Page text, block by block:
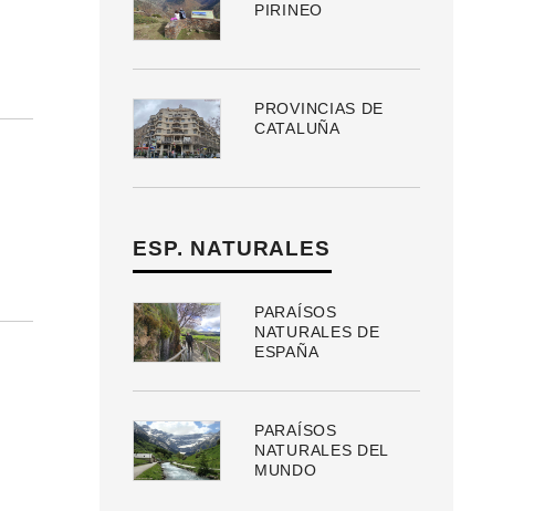
PIRINEO
PROVINCIAS DE
CATALUÑA
ESP. NATURALES
PARAÍSOS
NATURALES DE
ESPAÑA
PARAÍSOS
NATURALES DEL
MUNDO